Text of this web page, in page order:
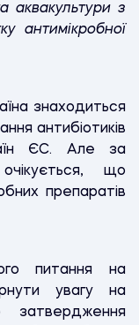
аквакультури з
антимікробної
знаходиться
антибіотиків
ЄС. Але за
що
препаратів
питання на
увагу на
затвердження